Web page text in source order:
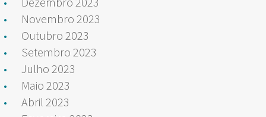
Novembro 2023
Outubro 2023
Setembro 2023
Julho 2023
Maio 2023
Abril 2023